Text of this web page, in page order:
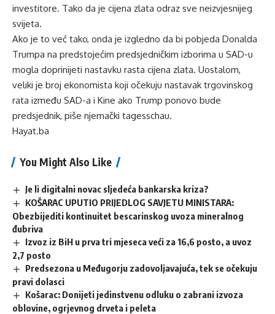
investitore. Tako da je cijena zlata odraz sve neizvjesnijeg
svijeta.
Ako je to već tako, onda je izgledno da bi pobjeda Donalda
Trumpa na predstojećim predsjedničkim izborima u SAD-u
mogla doprinijeti nastavku rasta cijena zlata. Uostalom,
veliki je broj ekonomista koji očekuju nastavak trgovinskog
rata između SAD-a i Kine ako Trump ponovo bude
predsjednik, piše njemački tagesschau.
Hayat.ba
You Might Also Like
Je li digitalni novac sljedeća bankarska kriza?
KOŠARAC UPUTIO PRIJEDLOG SAVJETU MINISTARA:
Obezbijediti kontinuitet bescarinskog uvoza mineralnog
đubriva
Izvoz iz BiH u prva tri mjeseca veći za 16,6 posto, a uvoz
2,7 posto
Predsezona u Međugorju zadovoljavajuća, tek se očekuju
pravi dolasci
Košarac: Donijeti jedinstvenu odluku o zabrani izvoza
oblovine, ogrjevnog drveta i peleta